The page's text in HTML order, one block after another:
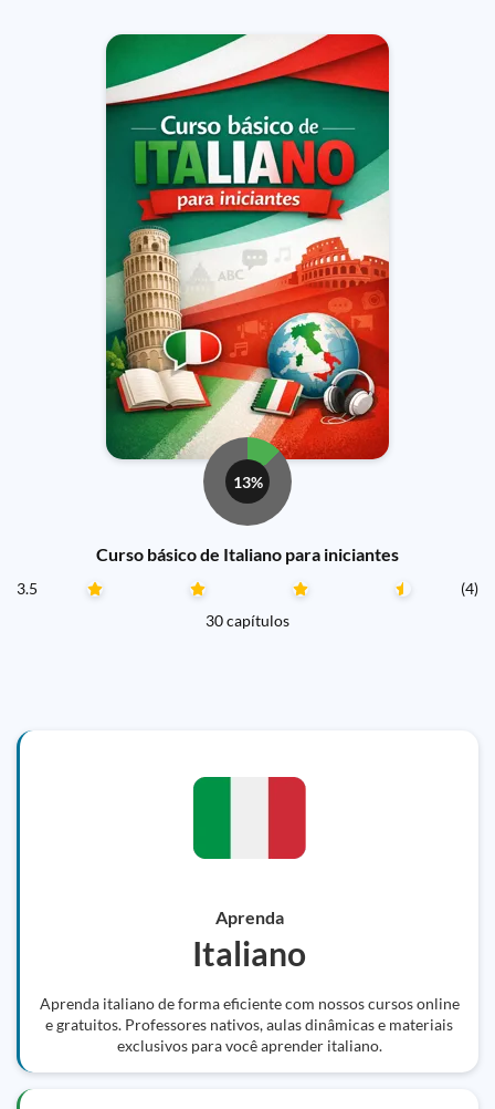
13%
Curso básico de Italiano para iniciantes
3.5
(4)
30 capítulos
Aprenda
Italiano
Aprenda italiano de forma eficiente com nossos cursos online
e gratuitos. Professores nativos, aulas dinâmicas e materiais
exclusivos para você aprender italiano.